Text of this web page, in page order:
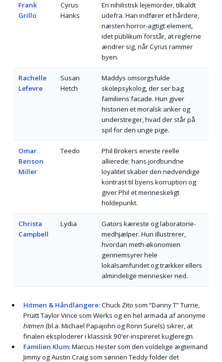
Frank
Grillo
Cyrus
Hanks
En nihilistisk lejemorder, tilkaldt
udefra. Han indfører et hårdere,
næsten horror-agtigt element,
idet publikum forstår, at reglerne
ændrer sig, når Cyrus rammer
byen.
Rachelle
Lefevre
Susan
Hetch
Maddys omsorgsfulde
skolepsykolog, der ser bag
familiens facade. Hun giver
historien et moralsk anker og
understreger, hvad der står på
spil for den unge pige.
Omar
Benson
Miller
Teedo
Phil Brokers eneste reelle
allierede; hans jordbundne
loyalitet skaber den nødvendige
kontrast til byens korruption og
giver Phil et menneskeligt
holdepunkt.
Christa
Campbell
Lydia
Gators kæreste og laboratorie-
medhjælper. Hun illustrerer,
hvordan meth-økonomien
gennemsyrer hele
lokalsamfundet og trækker ellers
almindelige mennesker ned.
Hitmen & Håndlangere:Chuck Zito som “Danny T” Turrie,
Pruitt Taylor Vince som Werks og en hel armada af anonyme
hitmen (bl.a. Michael Papajohn og Ronn Surels) sikrer, at
finalen eksploderer i klassisk 90’er-inspireret kugleregn.
Familien Klum:Marcus Hester som den voldelige ægtemand
Jimmy og Austin Craig som sønnen Teddy folder det